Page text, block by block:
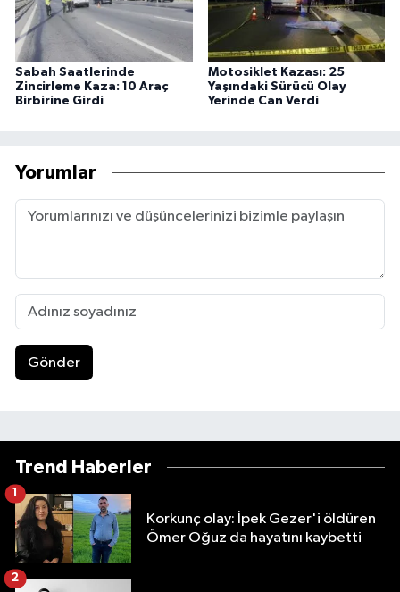
Sabah Saatlerinde
Zincirleme Kaza: 10 Araç
Birbirine Girdi
Motosiklet Kazası: 25
Yaşındaki Sürücü Olay
Yerinde Can Verdi
Yorumlar
Gönder
Trend Haberler
Korkunç olay: İpek Gezer'i öldüren
Ömer Oğuz da hayatını kaybetti
1
2